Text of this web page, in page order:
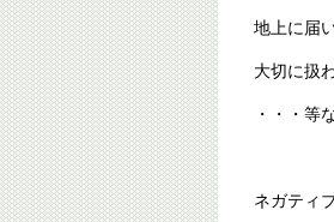
地上に届
大切に扱
・・・等
ネガティ